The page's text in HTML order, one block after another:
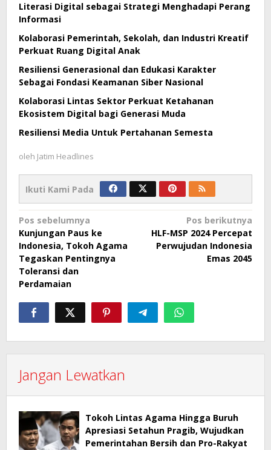
Literasi Digital sebagai Strategi Menghadapi Perang
Informasi
Kolaborasi Pemerintah, Sekolah, dan Industri Kreatif
Perkuat Ruang Digital Anak
Resiliensi Generasional dan Edukasi Karakter
Sebagai Fondasi Keamanan Siber Nasional
Kolaborasi Lintas Sektor Perkuat Ketahanan
Ekosistem Digital bagi Generasi Muda
Resiliensi Media Untuk Pertahanan Semesta
oleh Jatim Headlines
Ikuti Kami Pada
Navigasi
pos
Pos sebelumnya
Kunjungan Paus ke
Indonesia, Tokoh Agama
Tegaskan Pentingnya
Toleransi dan
Perdamaian
Pos berikutnya
HLF-MSP 2024 Percepat
Perwujudan Indonesia
Emas 2045
Jangan Lewatkan
Tokoh Lintas Agama Hingga Buruh
Apresiasi Setahun Pragib, Wujudkan
Pemerintahan Bersih dan Pro-Rakyat